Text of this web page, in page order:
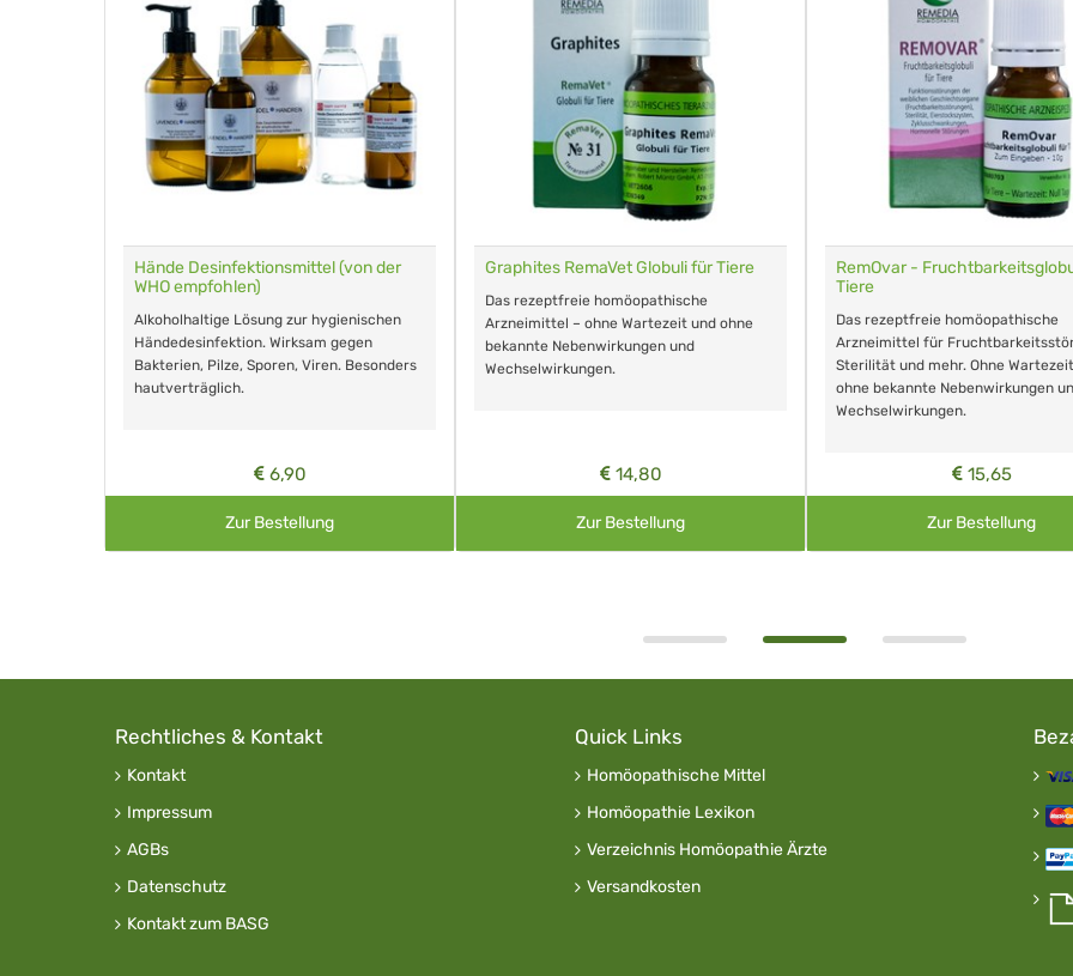
Hände Desinfektionsmittel (von der
WHO empfohlen)
Alkoholhaltige Lösung zur hygienischen
Händedesinfektion. Wirksam gegen
Bakterien, Pilze, Sporen, Viren. Besonders
hautverträglich.
6,90
Zur Bestellung
Graphites RemaVet Globuli für Tiere
Das rezeptfreie homöopathische
Arzneimittel – ohne Wartezeit und ohne
bekannte Nebenwirkungen und
Wechselwirkungen.
14,80
Zur Bestellung
RemOvar -
Tiere
Das rezeptfreie homöopathische
Arzneimittel für
Sterilität und mehr. Ohne
ohne bekannte Nebenwirkungen
Wechselwirkungen.
15,65
Zur Bestellung
Rechtliches & Kontakt
Kontakt
Impressum
AGBs
Datenschutz
Kontakt zum BASG
Quick Links
Homöopathische Mittel
Homöopathie Lexikon
Verzeichnis Homöopathie Ärzte
Versandkosten